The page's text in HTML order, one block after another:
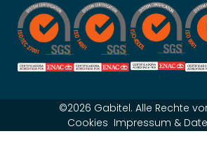
©2026 Gabitel. Alle Rechte
Cookies Impressum &